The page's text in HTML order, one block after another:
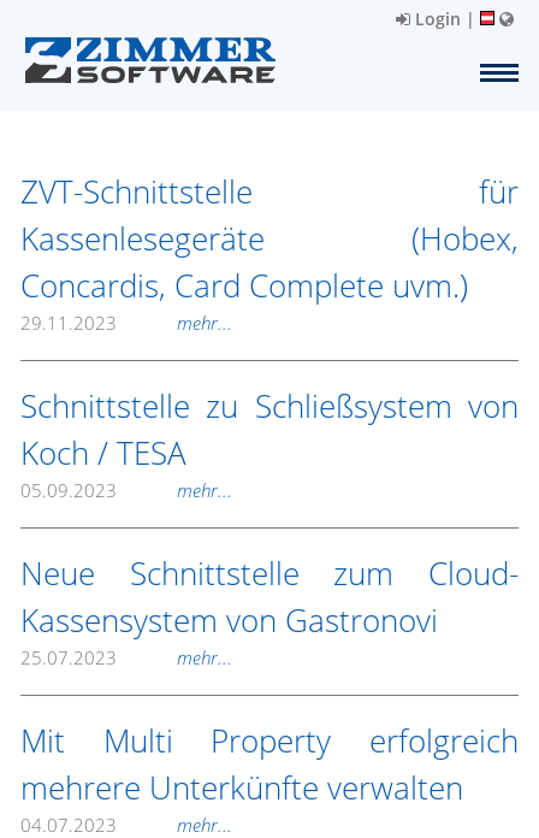
Login |
ZVT-Schnittstelle für
Kassenlesegeräte (Hobex,
Concardis, Card Complete uvm.)
29.11.2023 mehr...
Schnittstelle zu Schließsystem von
Koch / TESA
05.09.2023 mehr...
Neue Schnittstelle zum Cloud-
Kassensystem von Gastronovi
25.07.2023 mehr...
Mit Multi Property erfolgreich
mehrere Unterkünfte verwalten
04.07.2023 mehr...